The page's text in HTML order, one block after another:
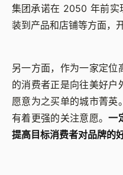
集团承诺在 2050 年前实
装到产品和店铺等方面，
另一方面，作为一家定位
的消费者正是向往美好户
愿意为之买单的城市菁英
有着更强的关注意愿。一
提高目标消费者对品牌的